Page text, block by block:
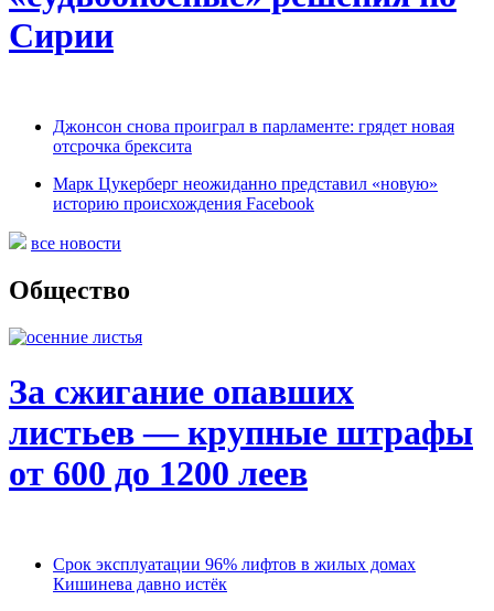
Сирии
Джонсон снова проиграл в парламенте: грядет новая
отсрочка брексита
Марк Цукерберг неожиданно представил «новую»
историю происхождения Facebook
все новости
Общество
За сжигание опавших
листьев — крупные штрафы
от 600 до 1200 леев
Срок эксплуатации 96% лифтов в жилых домах
Кишинева давно истёк